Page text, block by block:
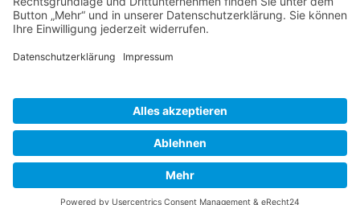
Zurück
»facebook.com/kamenz.news »facebook.com/rathaus.kamenz
»facebook.com/Kamenz.Tourismus
»instagramm.com/kamenz_tourismus
»Kontakt
»Elektronische Kommunikation
»Datenschutz